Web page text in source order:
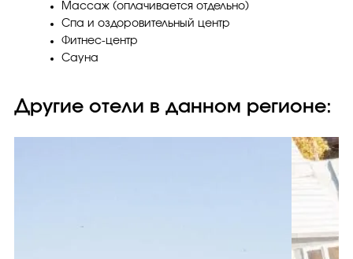
Массаж (оплачивается отдельно)
Спа и оздоровительный центр
Фитнес-центр
Сауна
Другие отели в данном регионе: